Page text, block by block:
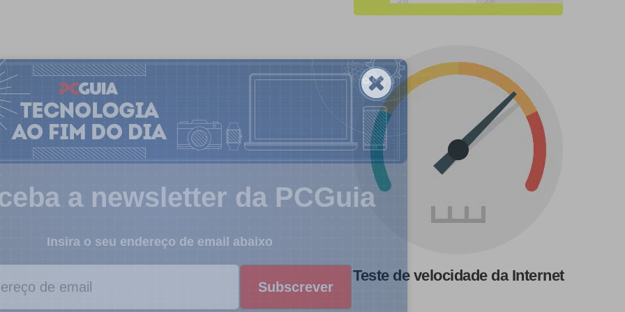
Teste de velocidade da Internet
a newsletter da PCGuia
Insira o seu endereço de email abaixo
Subscrever